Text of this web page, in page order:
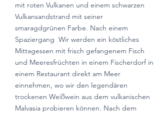
mit roten Vulkanen und einem schwarzen
Vulkansandstrand mit seiner
smaragdgrünen Farbe. Nach einem
Spaziergang Wir werden ein köstliches
Mittagessen mit frisch gefangenem Fisch
und Meeresfrüchten in einem Fischerdorf in
einem Restaurant direkt am Meer
einnehmen, wo wir den legendären
trockenen Weißwein aus dem vulkanischen
Malvasia probieren können. Nach dem